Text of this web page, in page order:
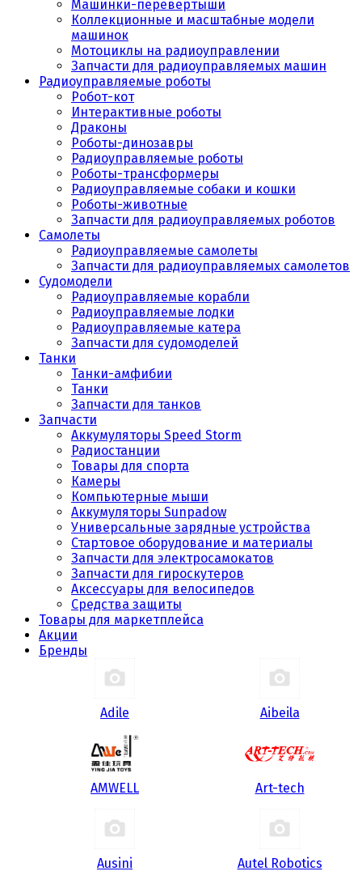
Машинки-перевертыши
Коллекционные и масштабные модели
машинок
Мотоциклы на радиоуправлении
Запчасти для радиоуправляемых машин
Радиоуправляемые роботы
Робот-кот
Интерактивные роботы
Драконы
Роботы-динозавры
Радиоуправляемые роботы
Роботы-трансформеры
Радиоуправляемые собаки и кошки
Роботы-животные
Запчасти для радиоуправляемых роботов
Самолеты
Радиоуправляемые самолеты
Запчасти для радиоуправляемых самолетов
Судомодели
Радиоуправляемые корабли
Радиоуправляемые лодки
Радиоуправляемые катера
Запчасти для судомоделей
Танки
Танки-амфибии
Танки
Запчасти для танков
Запчасти
Аккумуляторы Speed Storm
Радиостанции
Товары для спорта
Камеры
Компьютерные мыши
Аккумуляторы Sunpadow
Универсальные зарядные устройства
Стартовое оборудование и материалы
Запчасти для электросамокатов
Запчасти для гироскутеров
Аксессуары для велосипедов
Средства защиты
Товары для маркетплейса
Акции
Бренды
Adile Aibeila
AMWELL Art-tech
Ausini Autel Robotics